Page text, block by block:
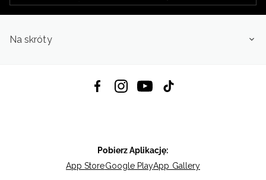
Na skróty
Pobierz Aplikację:
App StoreGoogle PlayApp Gallery